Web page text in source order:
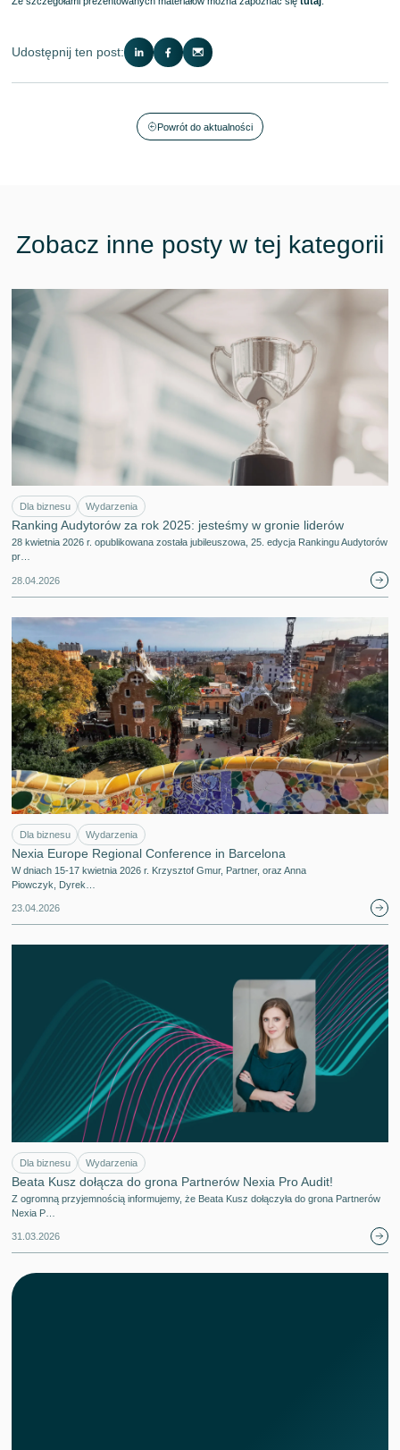
Udostępnij ten post:
Powrót do aktualności
Zobacz inne posty w tej kategorii
Dla biznesu Wydarzenia
Ranking Audytorów za rok 2025: jesteśmy w gronie liderów
28 kwietnia 2026 r. opublikowana została jubileuszowa, 25. edycja Rankingu Audytorów
pr…
28.04.2026
Dla biznesu Wydarzenia
Nexia Europe Regional Conference in Barcelona
W dniach 15-17 kwietnia 2026 r. Krzysztof Gmur, Partner, oraz Anna
Piowczyk, Dyrek…
23.04.2026
Dla biznesu Wydarzenia
Beata Kusz dołącza do grona Partnerów Nexia Pro Audit!
Z ogromną przyjemnością informujemy, że Beata Kusz dołączyła do grona Partnerów
Nexia P…
31.03.2026